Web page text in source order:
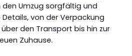
den Umzug sorgfältig und
von der Verpackung
den Transport bis hin zur
Zuhause.